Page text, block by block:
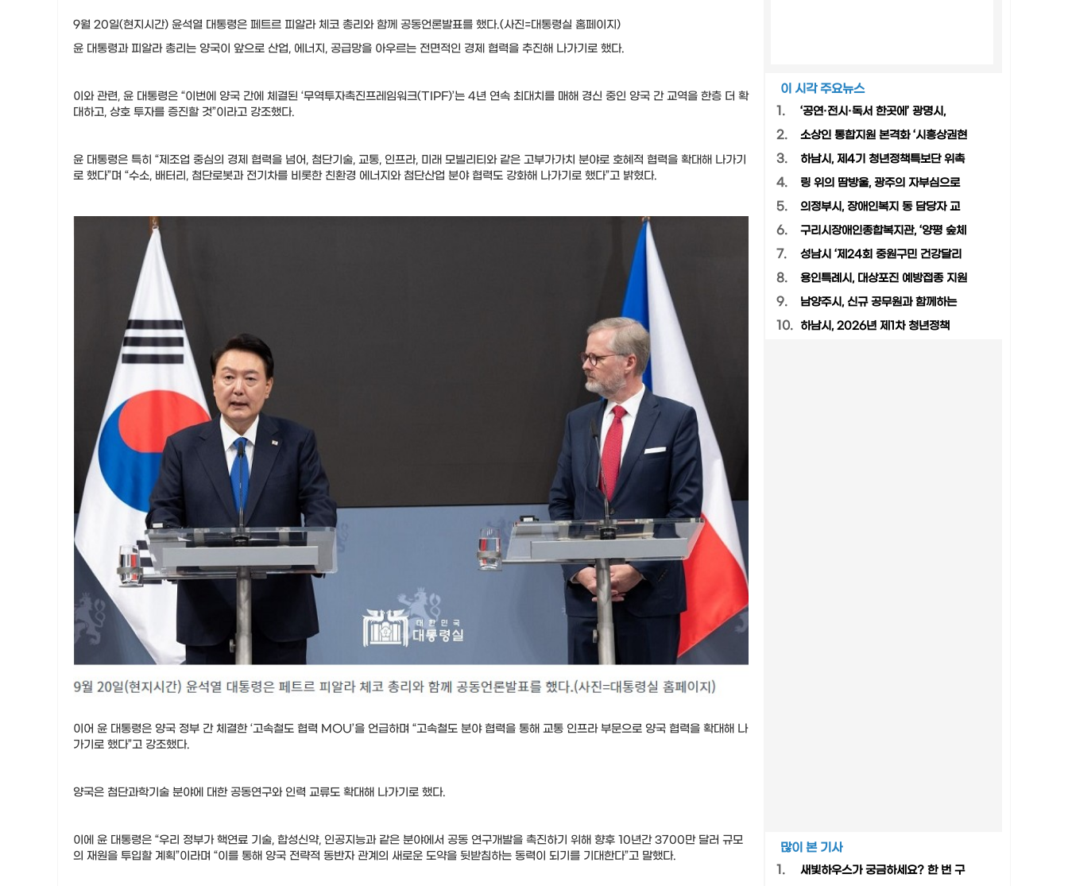
9월 20일(현지시간) 윤석열 대통령은 페트르 피알라 체코 총리와 함께 공동언론발표를 했다.(사진=대통령실 홈페이지)
윤 대통령과 피알라 총리는 양국이 앞으로 산업, 에너지, 공급망을 아우르는 전면적인 경제 협력을 추진해 나가기로 했다.
이와 관련, 윤 대통령은 “이번에 양국 간에 체결된 ‘무역투자촉진프레임워크(TIPF)’는 4년 연속 최대치를 매해 경신 중인 양국 간 교역을 한층 더 확
대하고, 상호 투자를 증진할 것”이라고 강조했다.
윤 대통령은 특히 “제조업 중심의 경제 협력을 넘어, 첨단기술, 교통, 인프라, 미래 모빌리티와 같은 고부가가치 분야로 호혜적 협력을 확대해 나가기
로 했다”며 “수소, 배터리, 첨단로봇과 전기차를 비롯한 친환경 에너지와 첨단산업 분야 협력도 강화해 나가기로 했다”고 밝혔다.
이어 윤 대통령은 양국 정부 간 체결한 ‘고속철도 협력 MOU’을 언급하며 “고속철도 분야 협력을 통해 교통 인프라 부문으로 양국 협력을 확대해 나
가기로 했다”고 강조했다.
양국은 첨단과학기술 분야에 대한 공동연구와 인력 교류도 확대해 나가기로 했다.
이에 윤 대통령은 “우리 정부가 핵연료 기술, 합성신약, 인공지능과 같은 분야에서 공동 연구개발을 촉진하기 위해 향후 10년간 3700만 달러 규모
의 재원을 투입할 계획”이라며 “이를 통해 양국 전략적 동반자 관계의 새로운 도약을 뒷받침하는 동력이 되기를 기대한다”고 말했다.
이 시각 주요뉴스
1.
‘공연·전시·독서 한곳에’ 광명시,
2. 소상인 통합지원 본격화 ‘시흥상권현
3. 하남시, 제4기 청년정책특보단 위촉
4. 링 위의 땀방울, 광주의 자부심으로
5. 의정부시, 장애인복지 동 담당자 교
6. 구리시장애인종합복지관, ‘양평 숲체
7. 성남시 ‘제24회 중원구민 건강달리
8. 용인특례시, 대상포진 예방접종 지원
9. 남양주시, 신규 공무원과 함께하는
10. 하남시, 2026년 제1차 청년정책
많이 본 기사
1.
새빛하우스가 궁금하세요? 한 번 구